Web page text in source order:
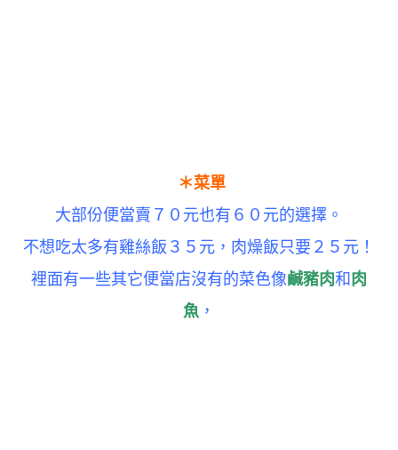
＊菜單
大部份便當賣７０元也有６０元的選擇。
不想吃太多有雞絲飯３５元，肉燥飯只要２５元！
裡面有一些其它便當店沒有的菜色像鹹豬肉和 肉
魚 ，